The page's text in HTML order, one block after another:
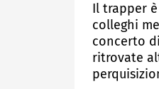
Il trapper
colleghi
concerto
ritrovate